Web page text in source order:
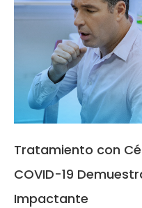
Tratamiento con
COVID-19
Impactante